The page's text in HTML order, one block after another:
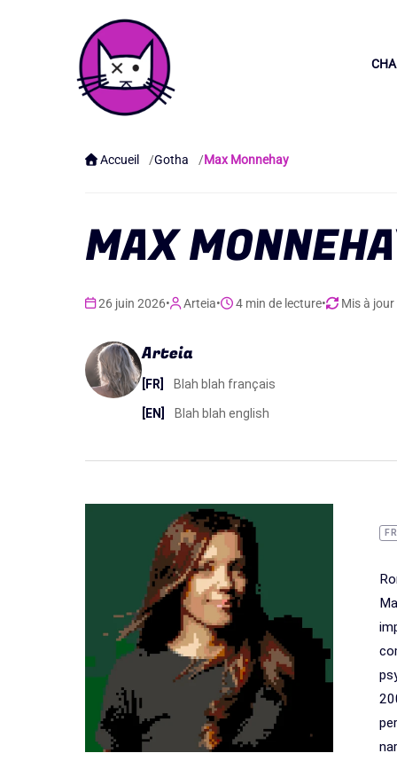
Accueil Gotha Max Monnehay
MAX
26 juin 2026• Arteia• 4 min de lecture• Mis à
Arteia
[FR] Blah blah français
[EN] Blah blah english
FR